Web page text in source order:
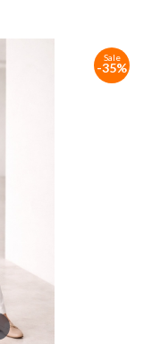
Sale
-35%